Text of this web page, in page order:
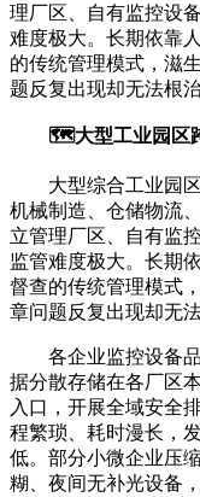
理厂区、自有监控设
难度极大。长期依靠
的传统管理模式，滋
题反复出现却无法根治
🗺️大型工业园区
大型综合工业园
机械制造、仓储物流
立管理厂区、自有监
监管难度极大。长期
督查的传统管理模式
章问题反复出现却无法
各企业监控设备
据分散存储在各厂区
入口，开展全域安全
程繁琐、耗时漫长，
低。部分小微企业压
糊、夜间无补光设备